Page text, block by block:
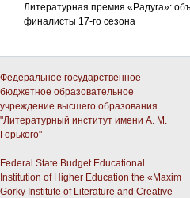
Литературная премия «Радуга»:
финалисты 17-го сезона
Федеральное государственное
бюджетное образовательное
учреждение высшего образования
"Литературный институт имени А. М.
Горького"
Federal State Budget Educational
Institution of Higher Education the «Maxim
Gorky Institute of Literature and Creative